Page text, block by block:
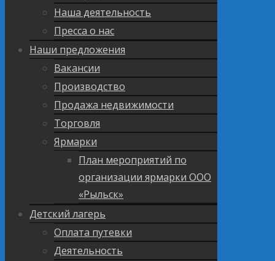
Наша деятельность
Пресса о нас
Наши предложения
Вакансии
Производство
Продажа недвижимости
Торговля
Ярмарки
План мероприятий по
организации ярмарки ООО
«Рыльск»
Детский лагерь
Оплата путевки
Деятельность